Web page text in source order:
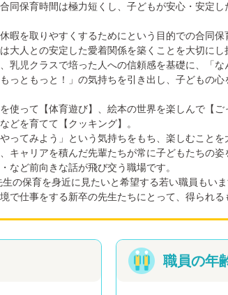
同保育時間は極力短くし、子どもが安心・安定
暇を取りやすくするためにという目的での合同保
大人との安定した愛着関係を築くことを大切にし
乳児クラスで培った人への信頼感を基礎に、「
っともっと！」の気持ちを引き出し、子どもの
使って【体育遊び】、絵本の世界を楽しんで【ご
どを育てて【クッキング】。
ってみよう」という気持ちをもち、楽しむことを
キャリアを積んだ先輩たちが常に子どもたちの
など前向きな話が飛び交う職場です。
の保育を身近に見たいと希望する若い職員もいま
で仕事をする新卒の先生たちにとって、得られる
職員の年